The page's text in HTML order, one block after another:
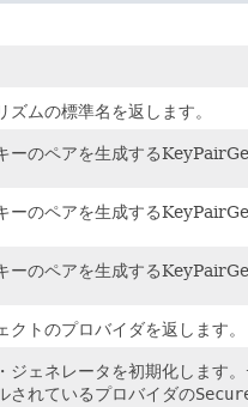
ムの標準名を返します。
ーのペアを生成する
ーのペアを生成する
ーのペアを生成する
トのプロバイダを返します。
ェネレータを初期化します
されているプロバイダの